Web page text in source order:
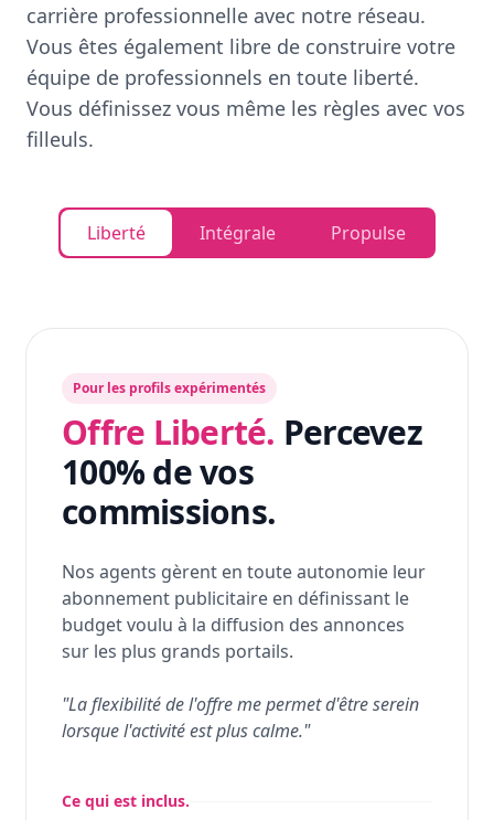
carrière professionnelle avec notre réseau.
Vous êtes également libre de construire votre
équipe de professionnels en toute liberté.
Vous définissez vous même les règles avec vos
filleuls.
Liberté Intégrale Propulse
Pour les profils expérimentés
Offre Liberté. Percevez
100% de vos
commissions.
Nos agents gèrent en toute autonomie leur
abonnement publicitaire en définissant le
budget voulu à la diffusion des annonces
sur les plus grands portails.
"La flexibilité de l'offre me permet d'être serein
lorsque l'activité est plus calme."
Ce qui est inclus.